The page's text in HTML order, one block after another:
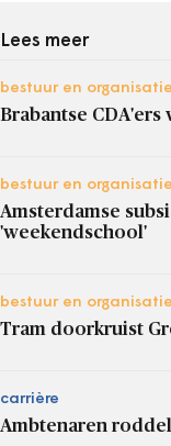
Lees meer
bestuur en organisatie
Brabantse
bestuur en organisatie
Amsterdamse
'weekendschool'
bestuur en organisatie
Tram doorkruist
carrière
Ambtenaren